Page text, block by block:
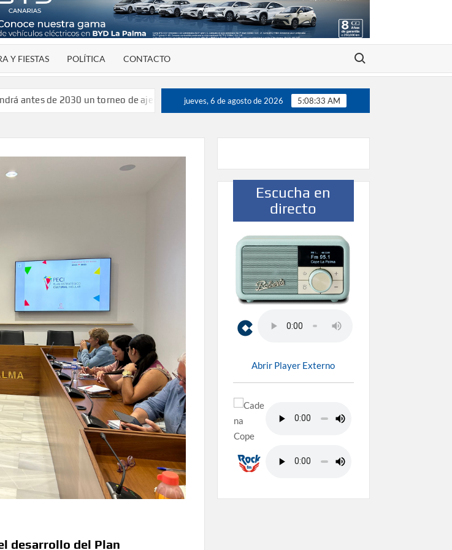
Y FIESTAS POLÍTICA CONTACTO
Buscar:
2030 un torneo de ajedrez con 200 jugadores” Víctor González destaca el papel del deporte
jueves, 6 de agosto de 2026 5:08:34 AM
desarrollo del Plan
Escucha en
directo
Abrir Player Externo